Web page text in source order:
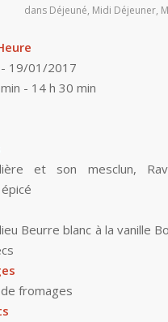
dans Déjeuné, Midi Déjeuner,
19/01/2017
- 14 h 30 min
et son mesclun,
Beurre blanc à la vanille
fromages